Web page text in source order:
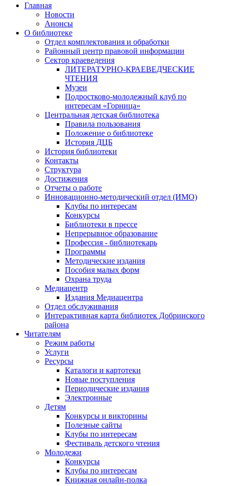
Главная
Новости
Анонсы
О библиотеке
Отдел комплектования и обработки
Районный центр правовой информации
Сектор краеведения
ЛИТЕРАТУРНО-КРАЕВЕДЧЕСКИЕ
ЧТЕНИЯ
Музеи
Подростково-молодежный клуб по
интересам «Горница»
Центральная детская библиотека
Правила пользования
Положение о библиотеке
История ДЦБ
История библиотеки
Контакты
Структура
Достижения
Отчеты о работе
Инновационно-методический отдел (ИМО)
Клубы по интересам
Конкурсы
Библиотеки в прессе
Непрерывное образование
Профессия - библиотекарь
Программы
Методические издания
Пособия малых форм
Охрана труда
Медиацентр
Издания Медиацентра
Отдел обслуживания
Интерактивная карта библиотек Добринского
района
Читателям
Режим работы
Услуги
Ресурсы
Каталоги и картотеки
Новые поступления
Периодические издания
Электронные
Детям
Конкурсы и викторины
Полезные сайты
Клубы по интересам
Фестиваль детского чтения
Молодежи
Конкурсы
Клубы по интересам
Книжная онлайн-полка